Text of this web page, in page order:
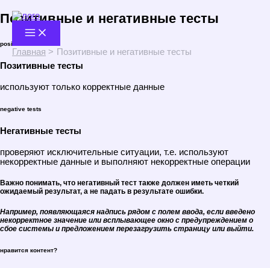
Перейти
к
содержимому
Главная
Позитивные и негативные тесты
Позитивные и негативные тесты​
positive tests
Позитивные тесты
используют только корректные данные
negative tests
Негативные тесты
проверяют исключительные ситуации, т.е. используют
некорректные данные и выполняют некорректные операции
Важно понимать, что негативный тест также должен иметь четкий
ожидаемый результат, а не падать в результате ошибки.
Например, появляющаяся надпись рядом с полем ввода, если введено
некорректное значение или всплывающее окно с предупреждением о
сбое системы и предложением перезагрузить страницу или выйти.
нравится контент?